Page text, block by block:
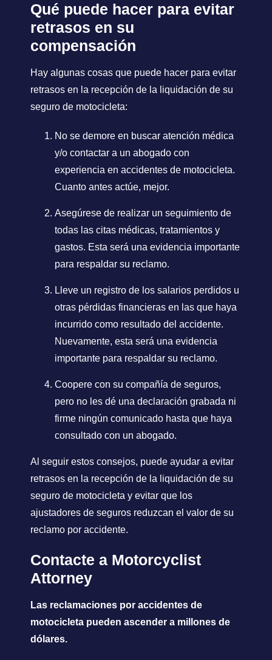
Qué puede hacer para evitar
retrasos en su
compensación
Hay algunas cosas que puede hacer para evitar
retrasos en la recepción de la liquidación de su
seguro de motocicleta:
No se demore en buscar atención médica
y/o contactar a un abogado con
experiencia en accidentes de motocicleta.
Cuanto antes actúe, mejor.
Asegúrese de realizar un seguimiento de
todas las citas médicas, tratamientos y
gastos. Esta será una evidencia importante
para respaldar su reclamo.
Lleve un registro de los salarios perdidos u
otras pérdidas financieras en las que haya
incurrido como resultado del accidente.
Nuevamente, esta será una evidencia
importante para respaldar su reclamo.
Coopere con su compañía de seguros,
pero no les dé una declaración grabada ni
firme ningún comunicado hasta que haya
consultado con un abogado.
Al seguir estos consejos, puede ayudar a evitar
retrasos en la recepción de la liquidación de su
seguro de motocicleta y evitar que los
ajustadores de seguros reduzcan el valor de su
reclamo por accidente.
Contacte a Motorcyclist
Attorney
Las reclamaciones por accidentes de
motocicleta pueden ascender a millones de
dólares.